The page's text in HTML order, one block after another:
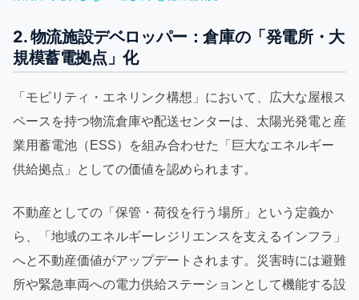
2. 物流施設デベロッパー：倉庫の「発電所・大
規模蓄電拠点」化
「モビリティ・エネリンク構想」において、広大な屋根ス
ペースを持つ物流倉庫や配送センターは、太陽光発電と産
業用蓄電池（ESS）を組み合わせた「巨大なエネルギー
供給拠点」としての価値を認められます。
不動産としての「保管・荷役を行う場所」という定義か
ら、「地域のエネルギーレジリエンスを支えるインフラ」
へと不動産価値がアップデートされます。災害時には避難
所や緊急車両への電力供給ステーションとして機能する設